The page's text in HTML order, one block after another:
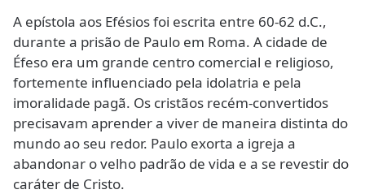
A epístola aos Efésios foi escrita entre 60-62 d.C.,
durante a prisão de Paulo em Roma. A cidade de
Éfeso era um grande centro comercial e religioso,
fortemente influenciado pela idolatria e pela
imoralidade pagã. Os cristãos recém-convertidos
precisavam aprender a viver de maneira distinta do
mundo ao seu redor. Paulo exorta a igreja a
abandonar o velho padrão de vida e a se revestir do
caráter de Cristo.